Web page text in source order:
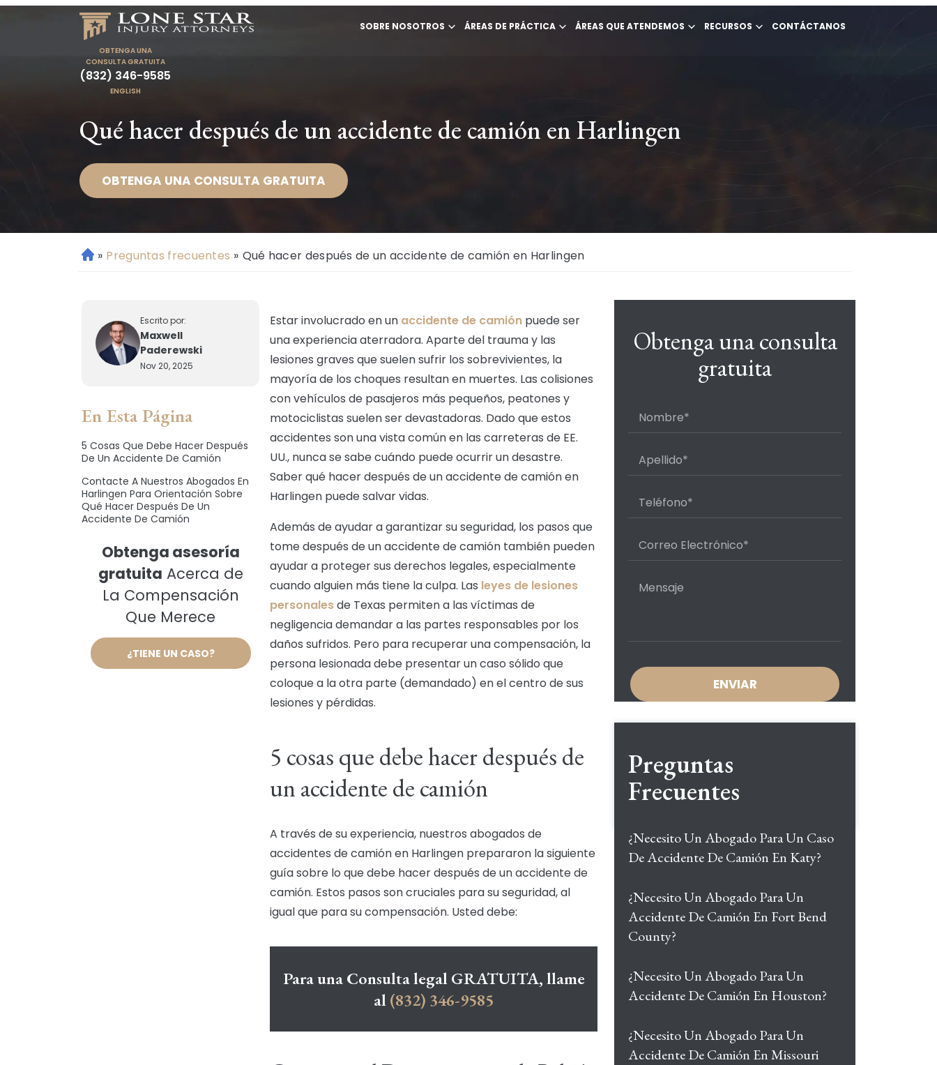
SOBRE NOSOTROS ÁREAS DE PRÁCTICA ÁREAS QUE ATENDEMOS RECURSOS CONTÁCTANOS
OBTENGA UNA
CONSULTA GRATUITA
(832) 346-9585
ENGLISH
Qué hacer después de un accidente de camión en Harlingen
OBTENGA UNA CONSULTA GRATUITA
Ini » Preguntas frecuentes » Qué hacer después de un accidente de camión en Harlingen
Escrito por:
Maxwell
Paderewski
Nov 20, 2025
En Esta Página
5 Cosas Que Debe Hacer Después
De Un Accidente De Camión
Contacte A Nuestros Abogados En
Harlingen Para Orientación Sobre
Qué Hacer Después De Un
Accidente De Camión
Obtenga asesoría
gratuita Acerca de
La Compensación
Que Merece
¿TIENE UN CASO?
Estar involucrado en un accidente de camión puede ser
una experiencia aterradora. Aparte del trauma y las
lesiones graves que suelen sufrir los sobrevivientes, la
mayoría de los choques resultan en muertes. Las colisiones
con vehículos de pasajeros más pequeños, peatones y
motociclistas suelen ser devastadoras. Dado que estos
accidentes son una vista común en las carreteras de EE.
UU., nunca se sabe cuándo puede ocurrir un desastre.
Saber qué hacer después de un accidente de camión en
Harlingen puede salvar vidas.
Además de ayudar a garantizar su seguridad, los pasos que
tome después de un accidente de camión también pueden
ayudar a proteger sus derechos legales, especialmente
cuando alguien más tiene la culpa. Las leyes de lesiones
personalesde Texas permiten a las víctimas de
negligencia demandar a las partes responsables por los
daños sufridos. Pero para recuperar una compensación, la
persona lesionada debe presentar un caso sólido que
coloque a la otra parte (demandado) en el centro de sus
lesiones y pérdidas.
5 cosas que debe hacer después de
un accidente de camión
A través de su experiencia, nuestros abogados de
accidentes de camión en Harlingen prepararon la siguiente
guía sobre lo que debe hacer después de un accidente de
camión. Estos pasos son cruciales para su seguridad, al
igual que para su compensación. Usted debe:
Para una Consulta legal GRATUITA, llame
al(832) 346-9585
Obtenga una consulta
gratuita
Preguntas
Frecuentes
¿Necesito Un Abogado Para Un Caso
De Accidente De Camión En Katy?
¿Necesito Un Abogado Para Un
Accidente De Camión En Fort Bend
County?
¿Necesito Un Abogado Para Un
Accidente De Camión En Houston?
¿Necesito Un Abogado Para Un
Accidente De Camión En Missouri